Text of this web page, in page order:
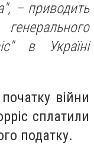
– приводить
в Україні
війни
сплатили
податку.